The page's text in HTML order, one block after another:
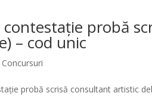
contestație probă
– cod unic
Concursuri
probă scrisă consultant artistic